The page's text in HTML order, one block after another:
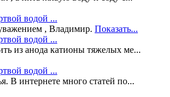
водой ...
, Владимир. Показать...
водой ...
из анода катионы тяжелых ме...
водой ...
В интернете много статей по...